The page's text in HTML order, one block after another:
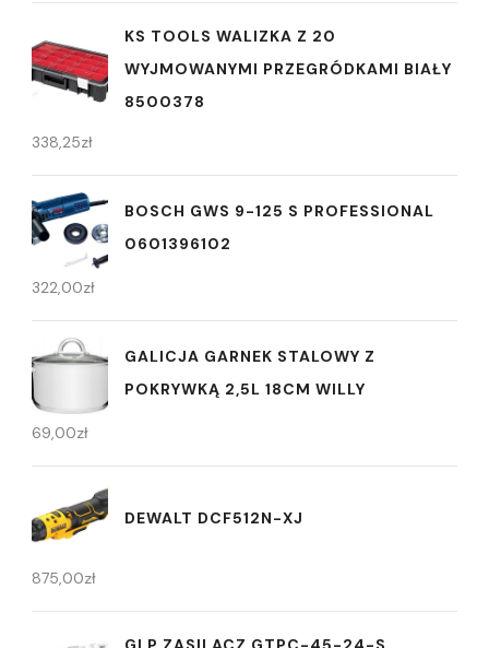
KS TOOLS WALIZKA Z 20
WYJMOWANYMI PRZEGRÓDKAMI BIAŁY
8500378
338,25zł
BOSCH GWS 9-125 S PROFESSIONAL
0601396102
322,00zł
GALICJA GARNEK STALOWY Z
POKRYWKĄ 2,5L 18CM WILLY
69,00zł
DEWALT DCF512N-XJ
875,00zł